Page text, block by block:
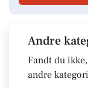
Andre
Fandt du
andre